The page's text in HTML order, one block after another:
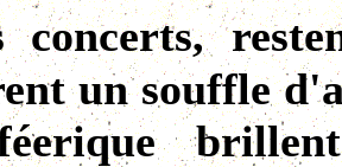
concerts,
un souffle